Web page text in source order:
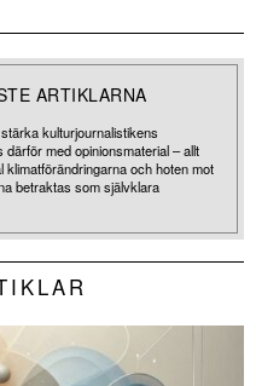
ARTIKLARNA
kulturjournalistikens
med opinionsmaterial – allt
och hoten mot
betraktas som självklara